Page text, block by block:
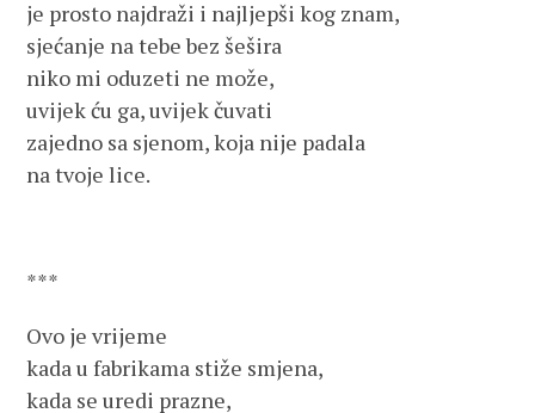
je prosto najdraži i najljepši kog znam,
sjećanje na tebe bez šešira
niko mi oduzeti ne može,
uvijek ću ga, uvijek čuvati
zajedno sa sjenom, koja nije padala
na tvoje lice.
***
Ovo je vrijeme
kada u fabrikama stiže smjena,
kada se uredi prazne,